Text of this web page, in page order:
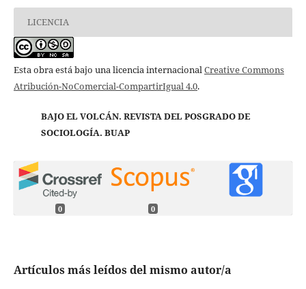
LICENCIA
Esta obra está bajo una licencia internacionalCreative Commons
Atribución-NoComercial-CompartirIgual 4.0.
BAJO EL VOLCÁN. REVISTA DEL POSGRADO DE
SOCIOLOGÍA. BUAP
0 0
Artículos más leídos del mismo autor/a